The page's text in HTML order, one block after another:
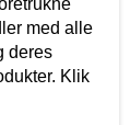
med alle
deres
Klik